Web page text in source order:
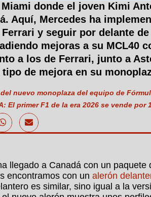
donde el joven Kimi
Aquí, Mercedes ha
y seguir por delante
mejoras a su MCL40
a los de Ferrari, junto a
de mejora en su
nuevo monoplaza del equipo de
El primer F1 de la era 2026 se vende por
llegado a Canadá con un paquete
encontramos con un alerón
es similar, sino igual a la